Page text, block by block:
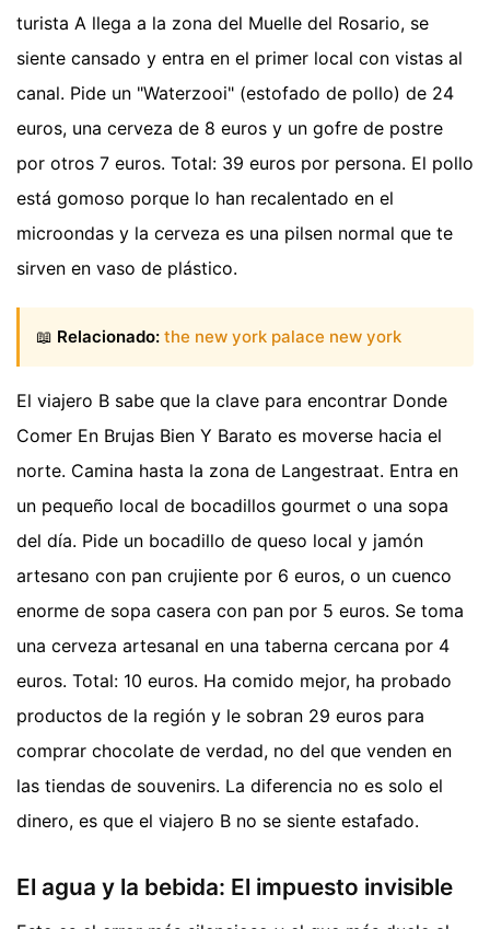
turista A llega a la zona del Muelle del Rosario, se
siente cansado y entra en el primer local con vistas al
canal. Pide un "Waterzooi" (estofado de pollo) de 24
euros, una cerveza de 8 euros y un gofre de postre
por otros 7 euros. Total: 39 euros por persona. El pollo
está gomoso porque lo han recalentado en el
microondas y la cerveza es una pilsen normal que te
sirven en vaso de plástico.
📖 Relacionado: the new york palace new york
El viajero B sabe que la clave para encontrar Donde
Comer En Brujas Bien Y Barato es moverse hacia el
norte. Camina hasta la zona de Langestraat. Entra en
un pequeño local de bocadillos gourmet o una sopa
del día. Pide un bocadillo de queso local y jamón
artesano con pan crujiente por 6 euros, o un cuenco
enorme de sopa casera con pan por 5 euros. Se toma
una cerveza artesanal en una taberna cercana por 4
euros. Total: 10 euros. Ha comido mejor, ha probado
productos de la región y le sobran 29 euros para
comprar chocolate de verdad, no del que venden en
las tiendas de souvenirs. La diferencia no es solo el
dinero, es que el viajero B no se siente estafado.
El agua y la bebida: El impuesto invisible